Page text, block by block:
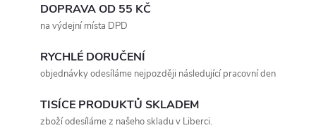
DOPRAVA OD 55 KČ
na výdejní místa DPD
RYCHLÉ DORUČENÍ
objednávky odesíláme nejpozději následující pracovní den
TISÍCE PRODUKTŮ SKLADEM
zboží odesíláme z našeho skladu v Liberci.